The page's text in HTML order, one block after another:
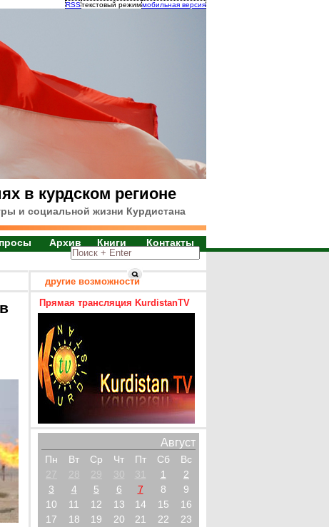
RSSтекстовый режиммобильная версия
в курдском регионе
и социальной жизни Курдистана
Архив Книги Контакты
другие возможности
Прямая трансляция KurdistanTV
Август
Пн Вт Ср Чт Пт Сб
Вс
27
28 29 30 31 1
2
3
4 5 6 7 8
9
10
11 12 13 14 15
16
17
18 19 20 21 22
23